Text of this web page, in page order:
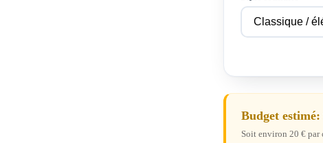
Budget estimé:
Soit environ 20 € par